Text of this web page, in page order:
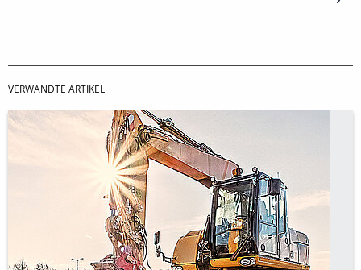
VERWANDTE ARTIKEL